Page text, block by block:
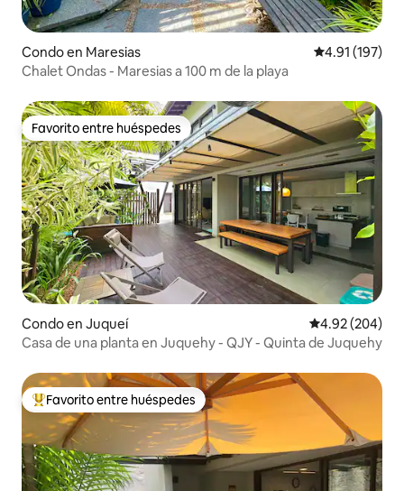
Condo en Maresias Calificación
4.91 (197)
Chalet Ondas - Maresias a 100 m de la playa
Favorito entre huéspedes
Favorito entre huéspedes
Condo en Juqueí Calificación
4.92 (204)
Casa de una planta en Juquehy - QJY - Quinta de Juquehy
Favorito entre huéspedes preferido
Favorito entre huéspedes